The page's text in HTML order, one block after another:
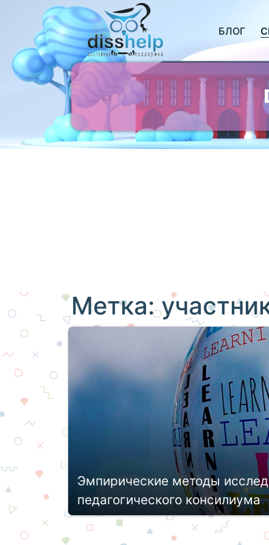
БЛОГ
Метка:
Эмпирические методы
педагогического консилиума
Педагогика – уникальная отрасль и